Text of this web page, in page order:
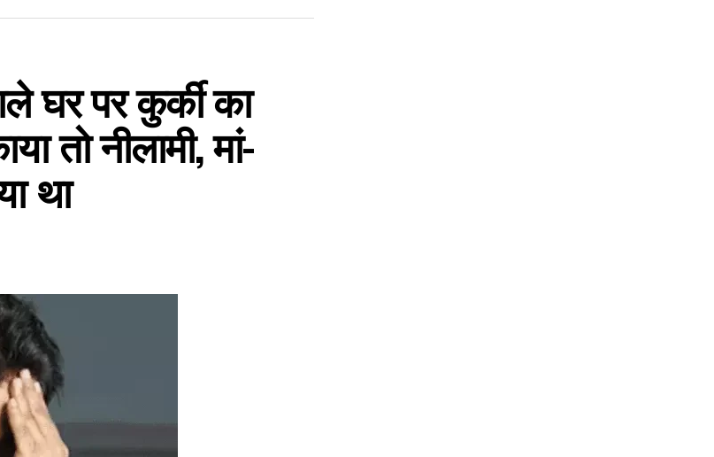
घर पर कुर्की का
तो नीलामी, मां-
था